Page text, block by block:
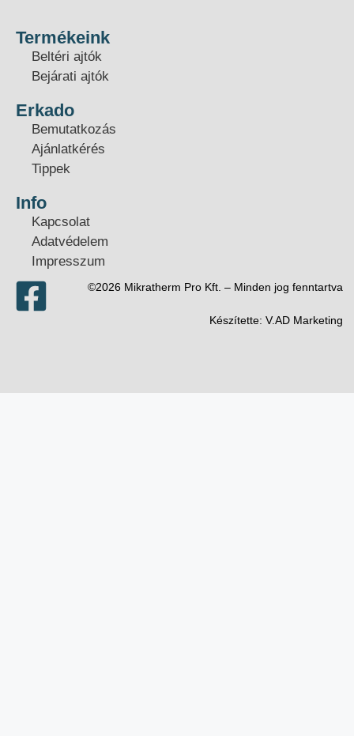
Termékeink
Beltéri ajtók
Bejárati ajtók
Erkado
Bemutatkozás
Ajánlatkérés
Tippek
Info
Kapcsolat
Adatvédelem
Impresszum
©2026 Mikratherm Pro Kft. – Minden jog fenntartva​
Készítette: V.AD Marketing